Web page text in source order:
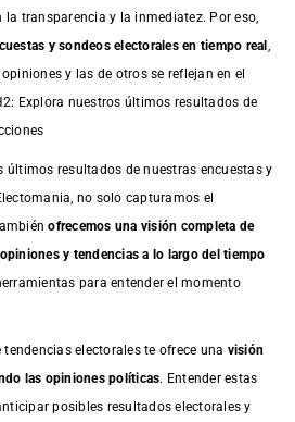
la transparencia y la inmediatez. Por eso,
y sondeos electorales en tiempo real
y las de otros se reflejan en el
Explora nuestros últimos resultados de
últimos resultados de nuestras encuestasy
no solo capturamos el
ofrecemos una visión completa de
y tendencias a lo largo del tiempo
para entender el momento
electorales te ofrece una visión
las opiniones políticas. Entender estas
posibles resultados electorales y